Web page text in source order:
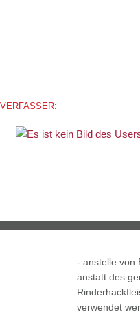
VERFASSER:
- anstelle von
anstatt des
verwendet